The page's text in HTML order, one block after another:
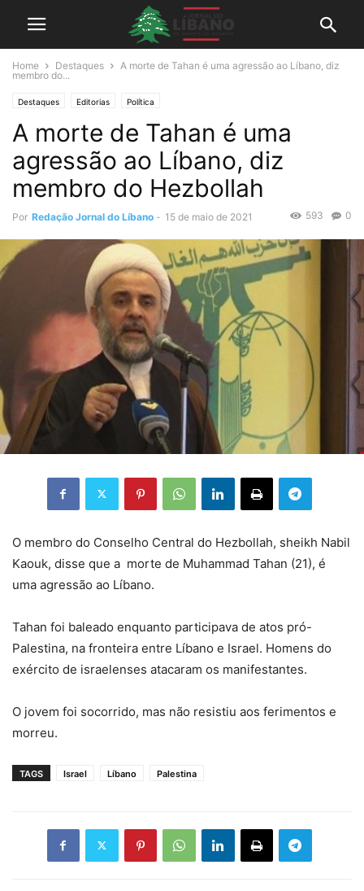
Home Destaques
A morte de Tahan é uma agressão ao Líbano, diz
membro do...
Destaques Editorias Política
A morte de Tahan é uma
agressão ao Líbano, diz
membro do Hezbollah
Por Redação Jornal do Líbano - 15 de maio de 2021 0
593
O membro do Conselho Central do Hezbollah, sheikh Nabil
Kaouk, disse que a morte de Muhammad Tahan (21), é
uma agressão ao Líbano.
Tahan foi baleado enquanto participava de atos pró-
Palestina, na fronteira entre Líbano e Israel. Homens do
exército de israelenses atacaram os manifestantes.
O jovem foi socorrido, mas não resistiu aos ferimentos e
morreu.
TAGS Israel Líbano Palestina